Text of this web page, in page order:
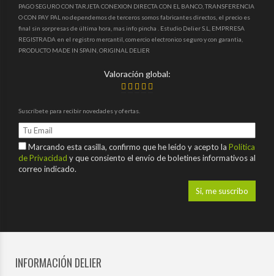
PAGO SEGURO CON TARJETA CONEXION DIRECTA CON EL BANCO, TRANSFERENCIA
O CON PAY PAL no dependemos de terceros somos fabricantes directos, el precio es
final sin sorpresas de última hora, mas info pincha . Estudio Delier S.L, EMPRRESA
REGISTRADA en el registro mercantil, comercio electronico seguro y con garantia,
PRODUCTO MADE IN SPAIN, ORIGINAL DELIER
Valoración global:
Suscríbete para recibir novedades y ofertas.
Marcando esta casilla, confirmo que he leído y acepto la Política
de Privacidad y que consiento el envío de boletines informativos al
correo indicado.
INFORMACIÓN DELIER